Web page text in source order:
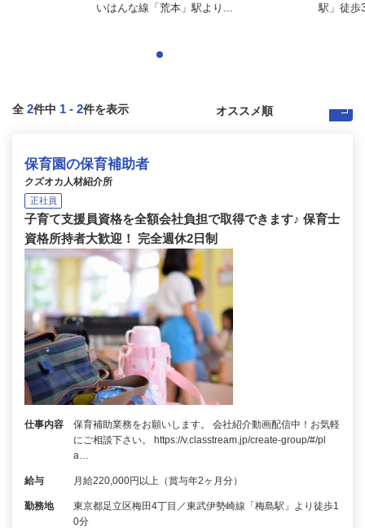
いはんな線「荒本」駅より...
駅」徒歩
全 2件中 1 - 2件を表示
保育園の保育補助者
クズオカ人材紹介所
正社員
子育て支援員資格を全額会社負担で取得できます♪ 保育士
資格所持者大歓迎！ 完全週休2日制
仕事内容
保育補助業務をお願いします。 会社紹介動画配信中！お気軽
にご相談下さい。 https://v.classtream.jp/create-group/#/pl
a…
給与 月給220,000円以上（賞与年2ヶ月分）
勤務地
東京都足立区梅田4丁目／東武伊勢崎線「梅島駅」より徒歩1
0分